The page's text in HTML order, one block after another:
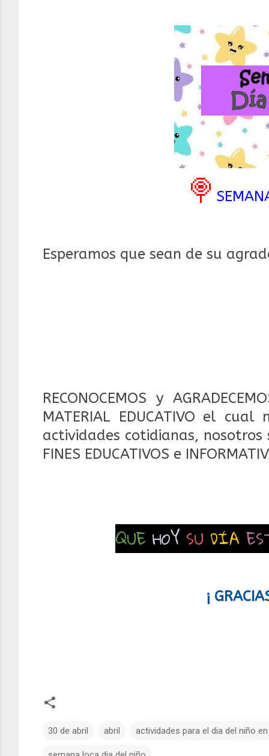
🍭
Esperamos que sean de su
RECONOCEMOS y
MATERIAL EDUCATIVO el
actividades cotidianas,
FINES EDUCATIVOS e
QUE HOY SU DÍA
¡
30 de abril abril actividades para el dia del niño